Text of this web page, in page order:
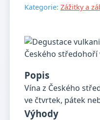
Kategorie: Zážitky a
Popis
Vína z Českého
ve čtvrtek, pátek
Výhody